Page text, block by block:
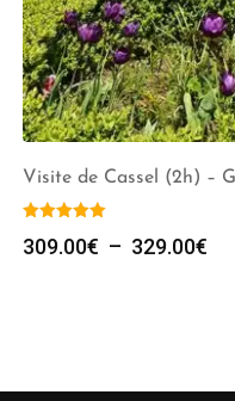
Visite de Cassel (2h) –
309.00€ – 329.00€